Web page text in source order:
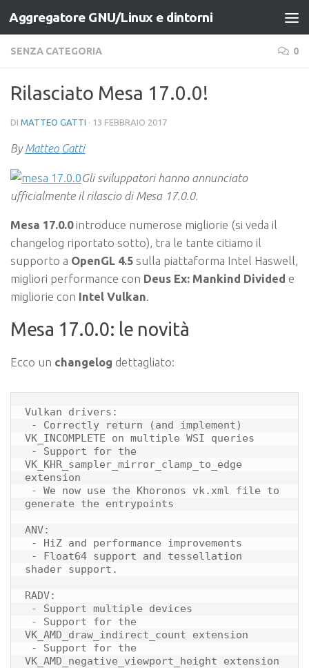
Salta al contenuto
Aggregatore GNU/Linux e dintorni
SENZA CATEGORIA 0
Rilasciato Mesa 17.0.0!
DI MATTEO GATTI · 13 FEBBRAIO 2017
ByMatteo Gatti
Gli sviluppatori hanno annunciato
ufficialmente il rilascio di Mesa 17.0.0.
Mesa 17.0.0introduce numerose migliorie (si veda il
changelog riportato sotto), tra le tante citiamo il
supporto a OpenGL 4.5 sulla piattaforma Intel Haswell,
migliori performance con Deus Ex: Mankind Divided e
migliorie con Intel Vulkan.
Mesa 17.0.0: le novità
Ecco un changelog dettagliato:
Vulkan drivers:
VK_INCOMPLETE on multiple WSI queries
VK_KHR_sampler_mirror_clamp_to_edge
extension
generate the entrypoints
ANV:
shader support.
RADV:
VK_AMD_draw_indirect_count extension
VK_AMD_negative_viewport_height extension